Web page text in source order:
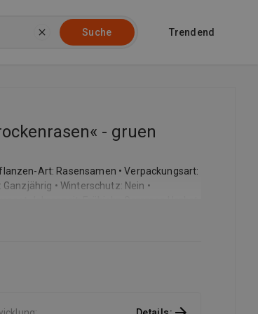
Suche Trendend
- gruen
Art: Rasensamen • Verpackungsart:
• Winterschutz: Nein •
bis: 18 °C • Keimtemperatur von: 10